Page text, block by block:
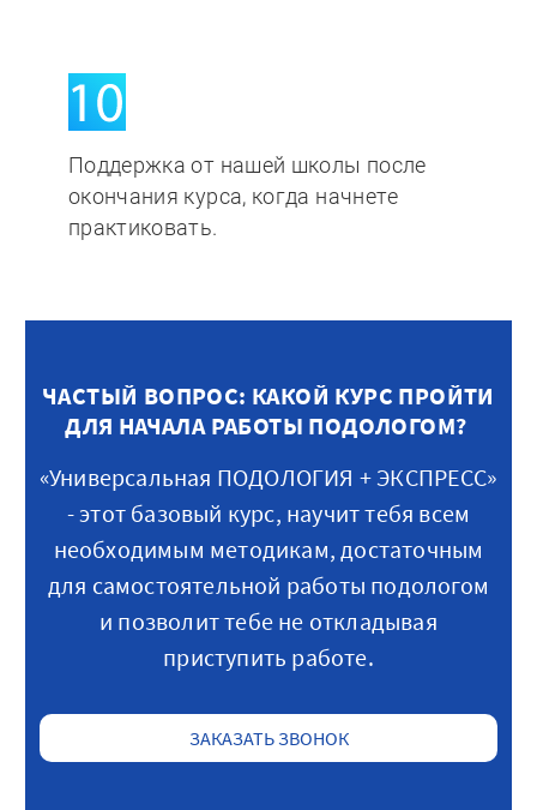
Поддержка от нашей школы после
окончания курса, когда начнете
практиковать.
ЧАСТЫЙ ВОПРОС: КАКОЙ КУРС ПРОЙТИ
ДЛЯ НАЧАЛА РАБОТЫ ПОДОЛОГОМ?
«Универсальная ПОДОЛОГИЯ + ЭКСПРЕСС»
- этот базовый курс, научит тебя всем
необходимым методикам, достаточным
для самостоятельной работы подологом
и позволит тебе не откладывая
приступить работе.
ЗАКАЗАТЬ ЗВОНОК